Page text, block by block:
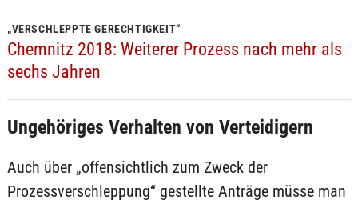
„VERSCHLEPPTE GERECHTIGKEIT“
Chemnitz 2018: Weiterer Prozess nach mehr als
sechs Jahren
Ungehöriges Verhalten von Verteidigern
Auch über „offensichtlich zum Zweck der
Prozessverschleppung“ gestellte Anträge müsse man